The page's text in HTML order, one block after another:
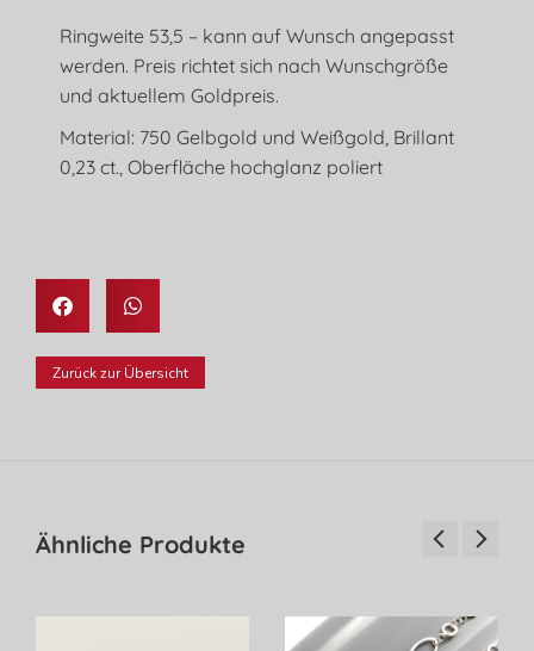
Ringweite 53,5 – kann auf Wunsch angepasst
werden. Preis richtet sich nach Wunschgröße
und aktuellem Goldpreis.
Material: 750 Gelbgold und Weißgold, Brillant
0,23 ct., Oberfläche hochglanz poliert
Zurück zur Übersicht
Ähnliche Produkte